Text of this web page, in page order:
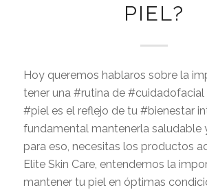
PIEL?
Hoy queremos hablaros sobre la
tener una #rutina de #cuidadofacial
#piel es el reflejo de tu #bienestar
fundamental mantenerla saludable
para eso, necesitas los productos
Elite Skin Care, entendemos la
mantener tu piel en óptimas